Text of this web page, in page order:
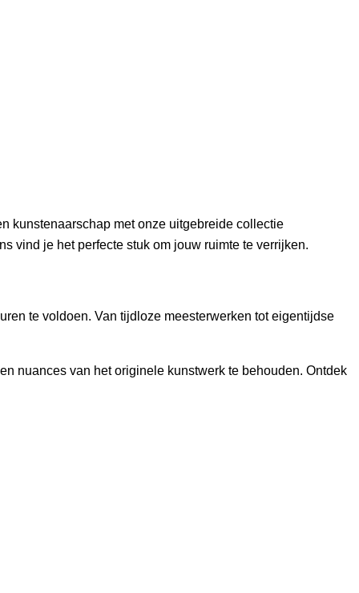
kunstenaarschap met onze uitgebreide collectie
vind je het perfecte stuk om jouw ruimte te verrijken.
te voldoen. Van tijdloze meesterwerken tot eigentijdse
nuances van het originele kunstwerk te behouden. Ontdek